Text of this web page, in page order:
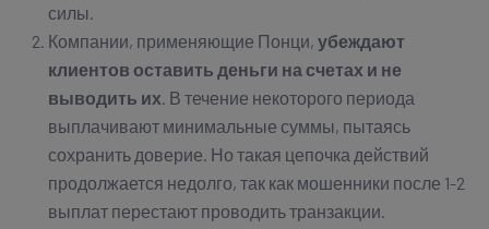
силы.
Компании, применяющие Понци, убеждают
клиентов оставить деньги на счетах и не
выводить их . В течение некоторого периода
выплачивают минимальные суммы, пытаясь
сохранить доверие. Но такая цепочка действий
продолжается недолго, так как мошенники после 1-2
выплат перестают проводить транзакции.